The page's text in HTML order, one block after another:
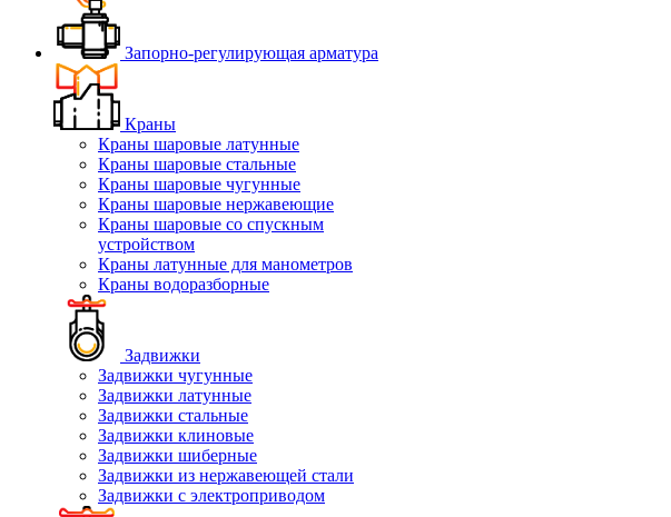
Запорно-регулирующая арматура
Краны
Краны шаровые латунные
Краны шаровые стальные
Краны шаровые чугунные
Краны шаровые нержавеющие
Краны шаровые со спускным
устройством
Краны латунные для манометров
Краны водоразборные
Задвижки
Задвижки чугунные
Задвижки латунные
Задвижки стальные
Задвижки клиновые
Задвижки шиберные
Задвижки из нержавеющей стали
Задвижки с электроприводом